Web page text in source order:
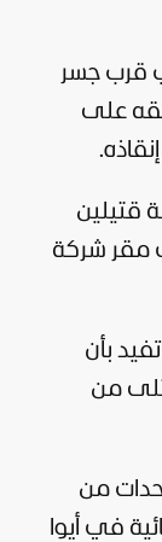
قرب جسر
على
قتيلين
مقر شركة
بأن
من
من
في أيوا